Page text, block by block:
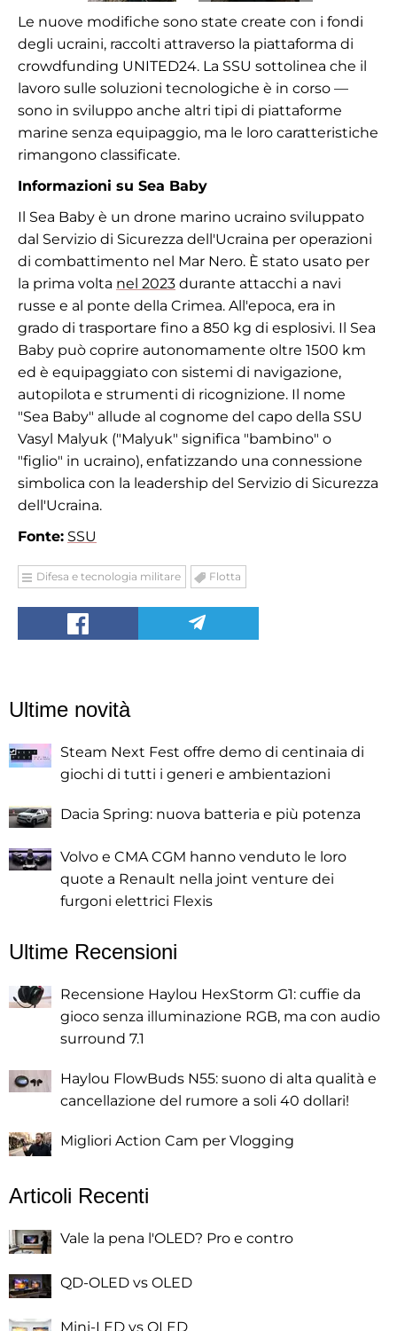
Le nuove modifiche sono state create con i fondi
degli ucraini, raccolti attraverso la piattaforma di
crowdfunding UNITED24. La SSU sottolinea che il
lavoro sulle soluzioni tecnologiche è in corso —
sono in sviluppo anche altri tipi di piattaforme
marine senza equipaggio, ma le loro caratteristiche
rimangono classificate.
Informazioni su Sea Baby
Il Sea Baby è un drone marino ucraino sviluppato
dal Servizio di Sicurezza dell'Ucraina per operazioni
di combattimento nel Mar Nero. È stato usato per
la prima volta nel 2023 durante attacchi a navi
russe e al ponte della Crimea. All'epoca, era in
grado di trasportare fino a 850 kg di esplosivi. Il Sea
Baby può coprire autonomamente oltre 1500 km
ed è equipaggiato con sistemi di navigazione,
autopilota e strumenti di ricognizione. Il nome
"Sea Baby" allude al cognome del capo della SSU
Vasyl Malyuk ("Malyuk" significa "bambino" o
"figlio" in ucraino), enfatizzando una connessione
simbolica con la leadership del Servizio di Sicurezza
dell'Ucraina.
Fonte: SSU
Difesa e tecnologia militare Flotta
Ultime novità
Steam Next Fest offre demo di centinaia di
giochi di tutti i generi e ambientazioni
Dacia Spring: nuova batteria e più potenza
Volvo e CMA CGM hanno venduto le loro
quote a Renault nella joint venture dei
furgoni elettrici Flexis
Ultime Recensioni
Recensione Haylou HexStorm G1: cuffie da
gioco senza illuminazione RGB, ma con audio
surround 7.1
Haylou FlowBuds N55: suono di alta qualità e
cancellazione del rumore a soli 40 dollari!
Migliori Action Cam per Vlogging
Articoli Recenti
Vale la pena l'OLED? Pro e contro
QD-OLED vs OLED
Mini-LED vs OLED